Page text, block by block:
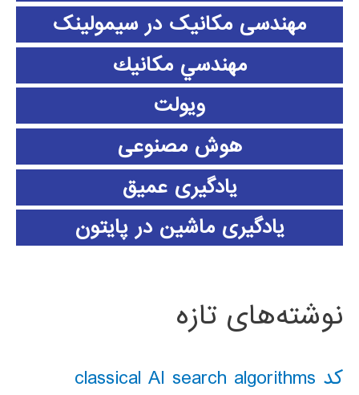
مهندسی مکانیک در سیمولینک
مهندسي مكانيك
ویولت
هوش مصنوعی
یادگیری عمیق
یادگیری ماشین در پایتون
نوشته‌های تازه
کد classical AI search algorithms